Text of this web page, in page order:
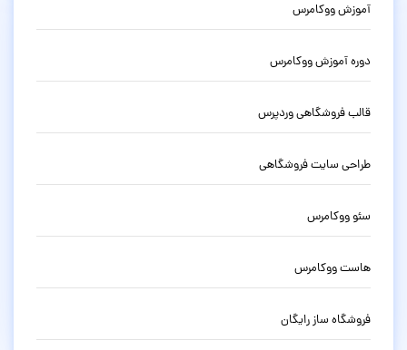
آموزش ووکامرس
دوره آموزش ووکامرس
قالب فروشگاهی وردپرس
طراحی سایت فروشگاهی
سئو ووکامرس
هاست ووکامرس
فروشگاه ساز رایگان